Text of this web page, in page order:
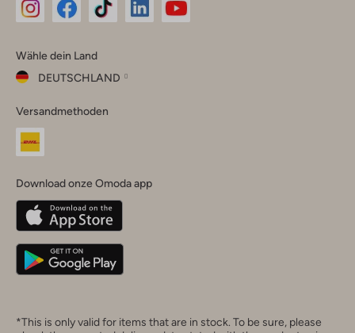
Instagram
Facebook
TikTok
Wähle dein Land
DEUTSCHLAND
dein
Land
Belgique(Français)
Deutschland
Versandmethoden
Download onze Omoda app
*This is only valid for items that are in stock. To be sure, please